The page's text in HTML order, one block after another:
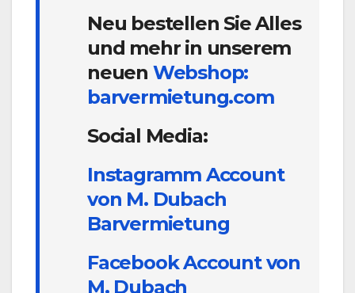
Neu bestellen Sie Alles
und mehr in unserem
neuen Webshop:
barvermietung.com
Social Media:
Instagramm Account
von M. Dubach
Barvermietung
Facebook Account von
M. Dubach